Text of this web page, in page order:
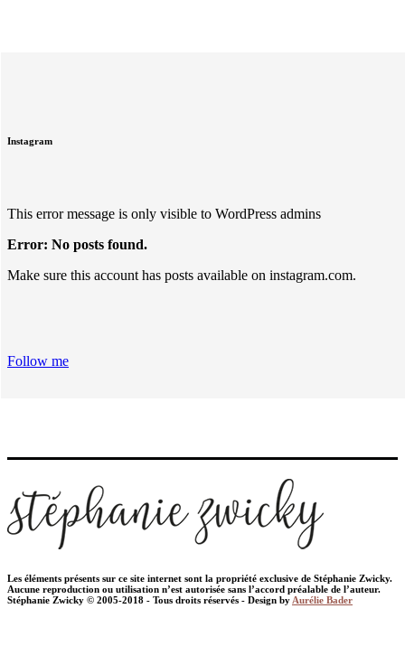
Instagram
This error message is only visible to WordPress admins
Error: No posts found.
Make sure this account has posts available on instagram.com.
Follow me
Les éléments présents sur ce site internet sont la propriété exclusive de Stéphanie Zwicky.
Aucune reproduction ou utilisation n’est autorisée sans l’accord préalable de l’auteur.
Stéphanie Zwicky © 2005-2018 - Tous droits réservés - Design by Aurélie Bader